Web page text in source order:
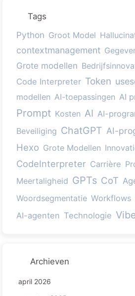
Tags
Python Groot Model
contextmanagement
Grote modellen
Code Interpreter Token
modellen AI-toepassingen AI
Prompt Kosten AI AI-
Beveiliging ChatGPT AI-
Hexo Grote Modellen
CodeInterpreter Carrière
Meertaligheid GPTs CoT
Woordsegmentatie Workflows
AI-agenten Technologie
Archieven
april 2026